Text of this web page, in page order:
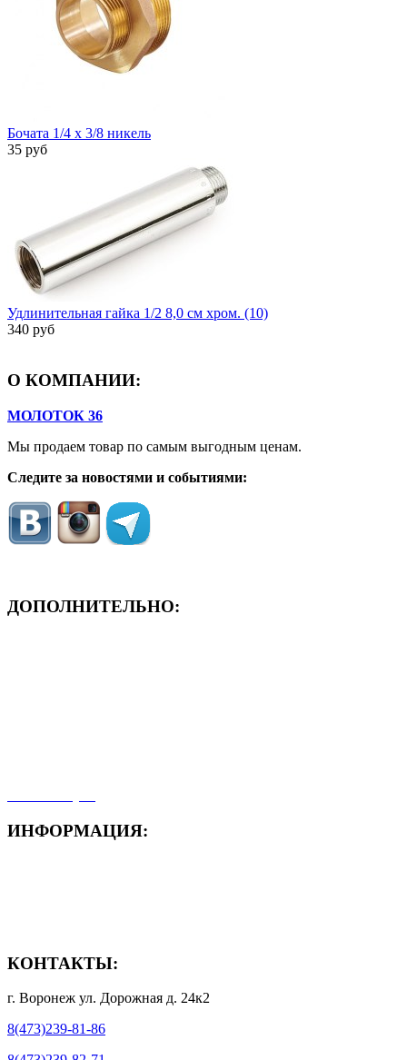
Бочата 1/4 х 3/8 никель
35 руб
Удлинительная гайка 1/2 8,0 см хром. (10)
340 руб
О КОМПАНИИ:
МОЛОТОК 36
Мы продаем товар по самым выгодным ценам.
Следите за новостями и событиями:
ДОПОЛНИТЕЛЬНО:
ИНФОРМАЦИЯ:
КОНТАКТЫ:
г. Воронеж ул. Дорожная д. 24к2
8(473)239-81-86